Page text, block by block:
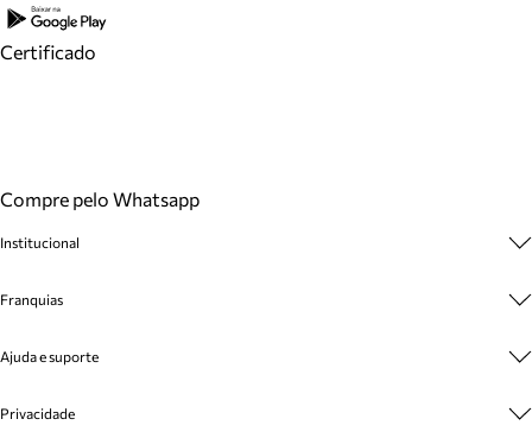
Certificado
Compre pelo Whatsapp
Institucional
Cashback
Venda Corporativa
Mapa do Site
Franquias
Plano de Negócio
Ajuda e suporte
Cadastro
Privacidade